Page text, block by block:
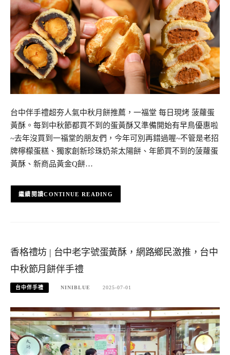
台中伴手禮超夯人氣中秋月餅推薦，一福堂 每日現烤 菠蘿蛋
黃酥。每到中秋節都買不到的蛋黃酥又準備開始有早鳥優惠啦
~去年沒買到一福堂的朋友們，今年可別再錯過喔~不管是老招
牌檸檬蛋糕、獨家創新珍珠奶茶太陽餅、年節買不到的菠蘿蛋
黃酥、新商品黃金Q餅…
CONTINUE READING
香格禮坊 | 台中老字號蛋黃酥，網路鄉民激推，台中
中秋節月餅伴手禮
台中伴手禮 NINIBLUE 2025-07-01